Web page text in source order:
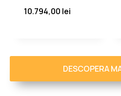
10.794,00 lei
DESCOPERA